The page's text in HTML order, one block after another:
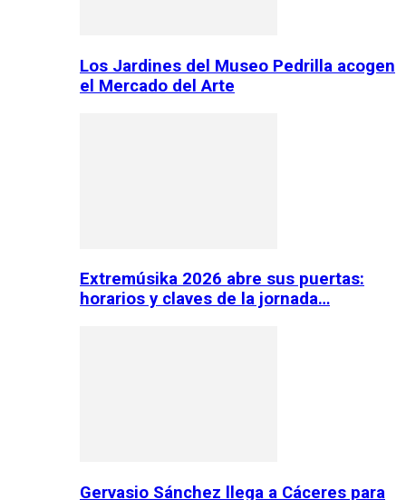
Los Jardines del Museo Pedrilla acogen
el Mercado del Arte
Extremúsika 2026 abre sus puertas:
horarios y claves de la jornada…
Gervasio Sánchez llega a Cáceres para